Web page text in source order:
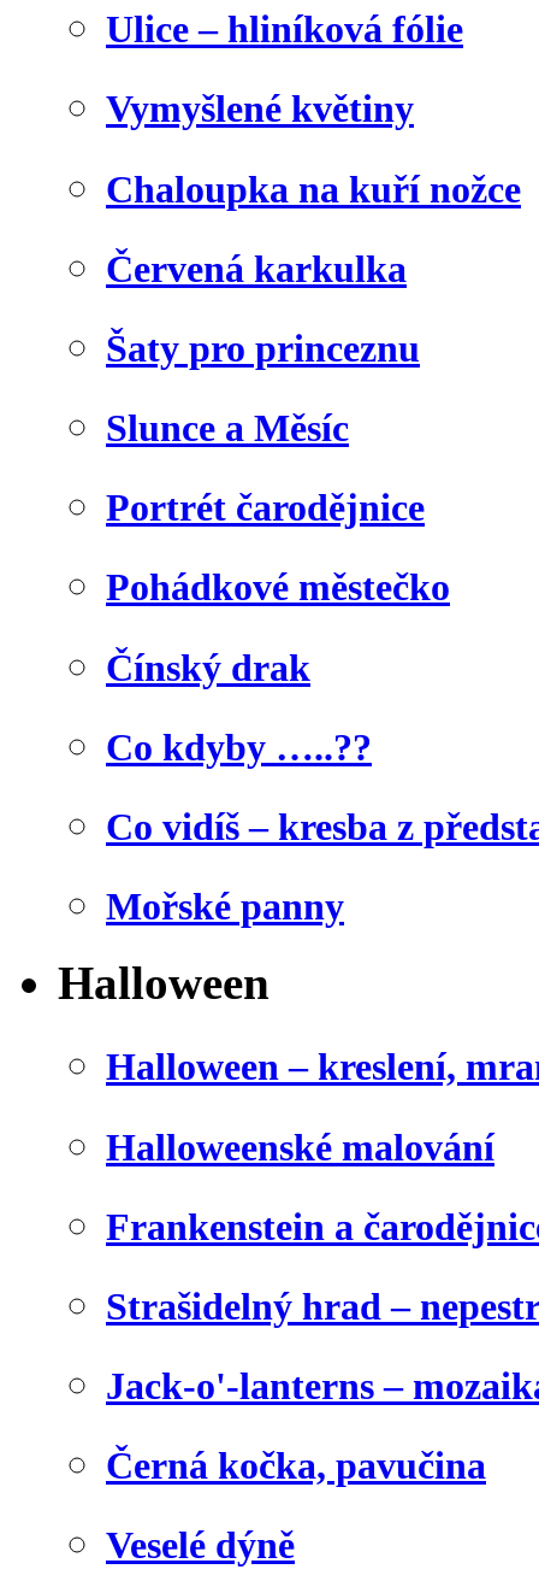
Ulice – hliníková fólie
Vymyšlené květiny
Chaloupka na kuří nožce
Červená karkulka
Šaty pro princeznu
Slunce a Měsíc
Portrét čarodějnice
Pohádkové městečko
Čínský drak
Co kdyby …..??
Co vidíš – kresba z
Mořské panny
Halloween
Halloween – kreslení,
Halloweenské malování
Frankenstein a
Strašidelný hrad –
Jack-o'-lanterns –
Černá kočka, pavučina
Veselé dýně